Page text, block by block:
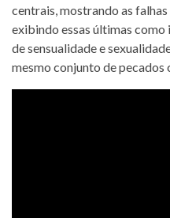
centrais, mostrando as
exibindo essas últimas
de sensualidade e
mesmo conjunto de pecados